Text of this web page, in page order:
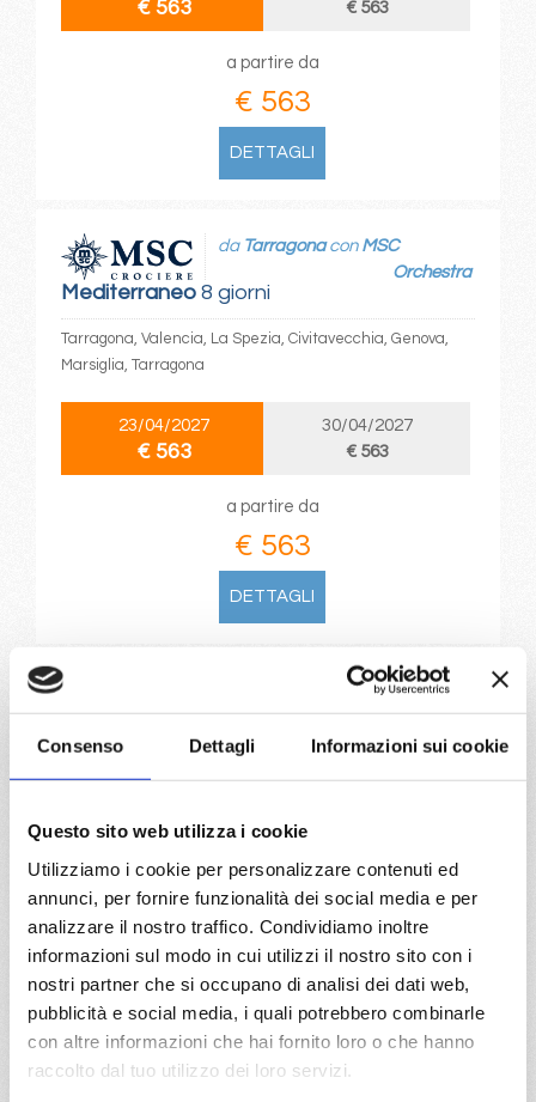
Consenso Dettagli Informazioni sui cookie
Questo sito web utilizza i cookie
Utilizziamo i cookie per personalizzare contenuti ed
annunci, per fornire funzionalità dei social media e per
analizzare il nostro traffico. Condividiamo inoltre
informazioni sul modo in cui utilizzi il nostro sito con i
nostri partner che si occupano di analisi dei dati web,
pubblicità e social media, i quali potrebbero combinarle
con altre informazioni che hai fornito loro o che hanno
raccolto dal tuo utilizzo dei loro servizi.
€ 563
€ 563
a partire da
€ 563
DETTAGLI
Mediterraneo8 giorni
da Tarragonacon MSC
Orchestra
Tarragona, Valencia, La Spezia, Civitavecchia, Genova,
Marsiglia, Tarragona
23/04/2027
€ 563
30/04/2027
€ 563
a partire da
€ 563
DETTAGLI
Mediterraneo8 giorni
MSC Musica
Genova, Civitavecchia, Palermo, Ibiza, Valencia, Marsiglia,
01/05/2027
€ 563
08/05/2027
€ 583
29/05/2027
€ 603